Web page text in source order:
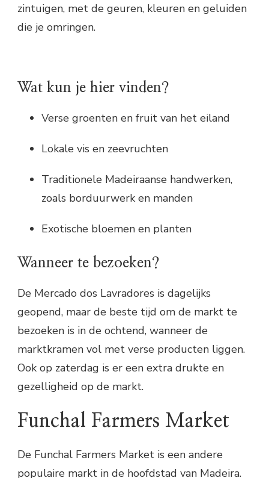
zintuigen, met de geuren, kleuren en geluiden
die je omringen.
Wat kun je hier vinden?
Verse groenten en fruit van het eiland
Lokale vis en zeevruchten
Traditionele Madeiraanse handwerken,
zoals borduurwerk en manden
Exotische bloemen en planten
Wanneer te bezoeken?
De Mercado dos Lavradores is dagelijks
geopend, maar de beste tijd om de markt te
bezoeken is in de ochtend, wanneer de
marktkramen vol met verse producten liggen.
Ook op zaterdag is er een extra drukte en
gezelligheid op de markt.
Funchal Farmers Market
De Funchal Farmers Market is een andere
populaire markt in de hoofdstad van Madeira.